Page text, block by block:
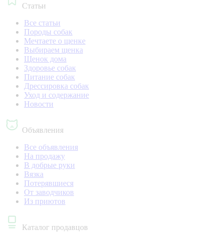
Статьи
Все статьи
Породы собак
Мечтаете о щенке
Выбираем щенка
Щенок дома
Здоровье собак
Питание собак
Дрессировка собак
Уход и содержание
Новости
Объявления
Все объявления
На продажу
В добрые руки
Вязка
Потерявшиеся
От заводчиков
Из приютов
Каталог продавцов